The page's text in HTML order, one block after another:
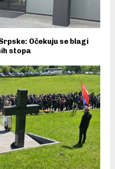
Očekuju se blagi
stopa